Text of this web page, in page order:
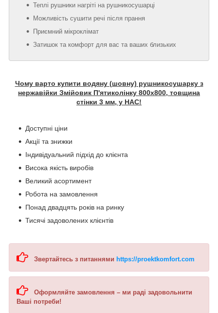
Теплі рушники нагріті на рушникосушарці
Можливість сушити речі після прання
Приємний мікроклімат
Затишок та комфорт для вас та ваших близьких
Чому варто купити водяну (шовну) рушникосушарку з
нержавійки Змійовик П'ятиколінку 800х800, товщина
стінки 3 мм, у НАС!
Доступні ціни
Акції та знижки
Індивідуальний підхід до клієнта
Висока якість виробів
Великий асортимент
Робота на замовлення
Понад двадцять років на ринку
Тисячі задоволених клієнтів
Звертайтесь з питаннями https://proektkomfort.com
Оформляйте замовлення – ми раді задовольнити
Ваші потреби!